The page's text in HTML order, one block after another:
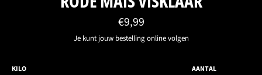
Normale
prijs
€9,99
Je kunt jouw bestelling online volgen
KILO AANTAL